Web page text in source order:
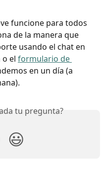
funcione para todos
de la manera que
usando el chat en
o el formulario de
en un día (a
tu pregunta?
😃